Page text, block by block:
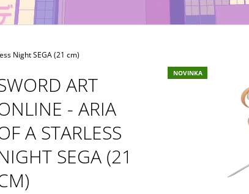
Night SEGA (21 cm)
ART
- ARIA
A STARLESS
SEGA (21
NOVINKA
KAISEN - MEGUMI FUSHIGURO ONE
KING OF